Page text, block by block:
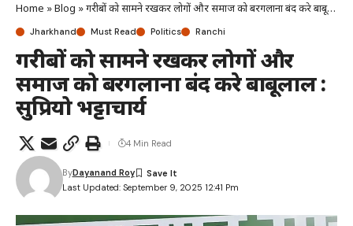
Home »Blog »गरीबों को सामने रखकर लोगों और समाज को बरगलाना बंद करे बाबूलाल : सुप्रियो भट्टाचार्य
Jharkhand Must Read Politics Ranchi
गरीबों को सामने रखकर लोगों और
समाज को बरगलाना बंद करे बाबूलाल :
सुप्रियो भट्टाचार्य
Last Updated: September 9, 2025 12:41 Pm
ByDayanand Roy
4 Min Read